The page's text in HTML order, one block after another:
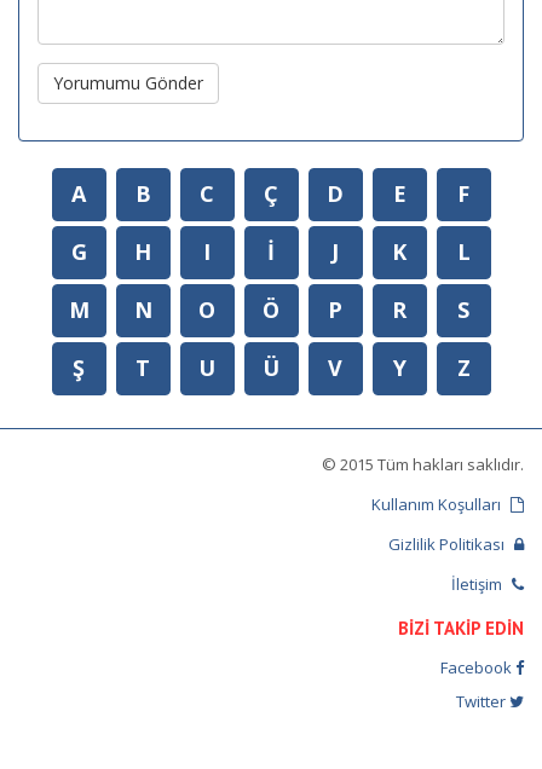
Yorumumu Gönder
A B C Ç D E
F
G
H I İ J K
L
M
N O Ö P R
S
Ş
T U Ü V Y Z
© 2015 Tüm hakları saklıdır.
Kullanım Koşulları
Gizlilik Politikası
İletişim
BİZİ TAKİP EDİN
Facebook
Twitter